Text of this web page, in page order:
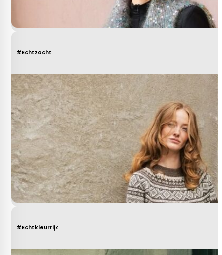
#Echtzacht
#Echtkleurrijk